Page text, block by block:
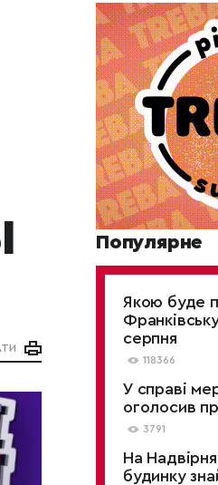
Популярне
Якою буде
серпня
118366
У справі
оголосив
3791
На
будинку